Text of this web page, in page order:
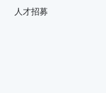
人才招募